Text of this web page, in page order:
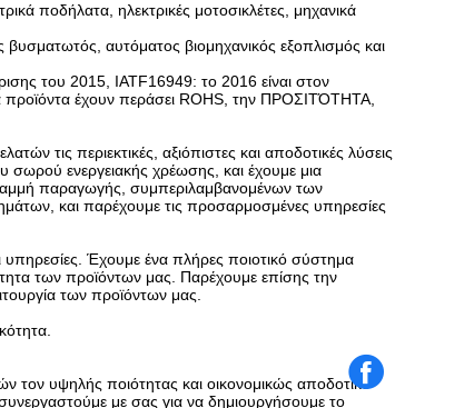
ποδήλατα, ηλεκτρικές μοτοσικλέτες, μηχανικά
βυσματωτός, αυτόματος βιομηχανικός εξοπλισμός και
του 2015, IATF16949: το 2016 είναι στον
προϊόντα έχουν περάσει ROHS, την ΠΡΟΣΙΤΌΤΗΤΑ,
τις περιεκτικές, αξιόπιστες και αποδοτικές λύσεις
σωρού ενεργειακής χρέωσης, και έχουμε μια
παραγωγής, συμπεριλαμβανομένων των
και παρέχουμε τις προσαρμοσμένες υπηρεσίες
Έχουμε ένα πλήρες ποιοτικό σύστημα
των προϊόντων μας. Παρέχουμε επίσης την
των προϊόντων μας.
τον υψηλής ποιότητας και οικονομικώς αποδοτικό
με σας για να δημιουργήσουμε το